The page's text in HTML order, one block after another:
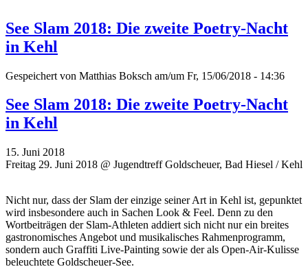
See Slam 2018: Die zweite Poetry-Nacht
in Kehl
Gespeichert von Matthias Boksch am/um Fr, 15/06/2018 - 14:36
See Slam 2018: Die zweite Poetry-Nacht
in Kehl
15. Juni 2018
Freitag 29. Juni 2018 @ Jugendtreff Goldscheuer, Bad Hiesel / Kehl
Nicht nur, dass der Slam der einzige seiner Art in Kehl ist, gepunktet
wird insbesondere auch in Sachen Look & Feel. Denn zu den
Wortbeiträgen der Slam-Athleten addiert sich nicht nur ein breites
gastronomisches Angebot und musikalisches Rahmenprogramm,
sondern auch Graffiti Live-Painting sowie der als Open-Air-Kulisse
beleuchtete Goldscheuer-See.